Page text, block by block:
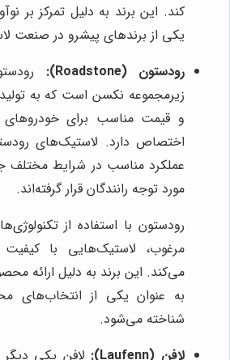
کند. این برند به دلیل تمرکز بر
یکی از برندهای پیشرو در صنعت
رودستون (Roadstone):
زیرمجموعه نکسن است که به
و قیمت مناسب برای
اختصاص دارد. لاستیک‌های
عملکرد مناسب در شرایط مختلف
مورد توجه رانندگان قرار گرفته‌اند.
رودستون با استفاده از
مرغوب، لاستیک‌هایی با کیفیت
می‌کند. این برند به دلیل ارائه
به عنوان یکی از انتخاب‌های
شناخته می‌شود.
لافن (Laufenn):
لافن یکی دیگر